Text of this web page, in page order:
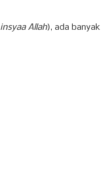
insyaa Allah), ada banyak